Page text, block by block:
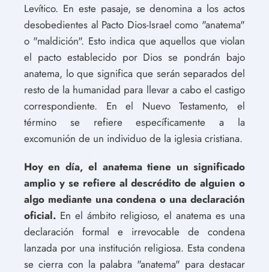
Levítico. En este pasaje, se denomina a los actos
desobedientes al Pacto Dios-Israel como "anatema"
o "maldición". Esto indica que aquellos que violan
el pacto establecido por Dios se pondrán bajo
anatema, lo que significa que serán separados del
resto de la humanidad para llevar a cabo el castigo
correspondiente. En el Nuevo Testamento, el
término se refiere específicamente a la
excomunión de un individuo de la iglesia cristiana.
Hoy en día, el anatema tiene un significado
amplio y se refiere al descrédito de alguien o
algo mediante una condena o una declaración
oficial. En el ámbito religioso, el anatema es una
declaración formal e irrevocable de condena
lanzada por una institución religiosa. Esta condena
se cierra con la palabra "anatema" para destacar